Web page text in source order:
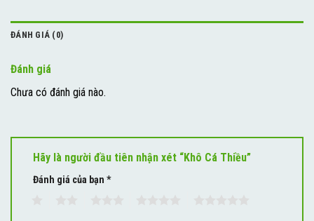
ĐÁNH GIÁ (0)
Đánh giá
Chưa có đánh giá nào.
Hãy là người đầu tiên nhận xét “Khô Cá Thiều”
Đánh giá của bạn *